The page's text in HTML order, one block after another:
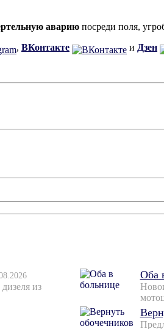
аварию посреди поля,
, ВКонтакте и Дзен
из
Оба